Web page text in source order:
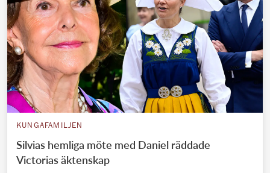
KUNGAFAMILJEN
Silvias hemliga möte med Daniel räddade
Victorias äktenskap